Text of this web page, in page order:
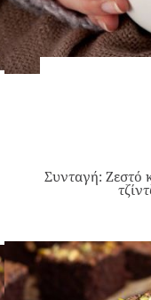
Συνταγή: Ζεστό